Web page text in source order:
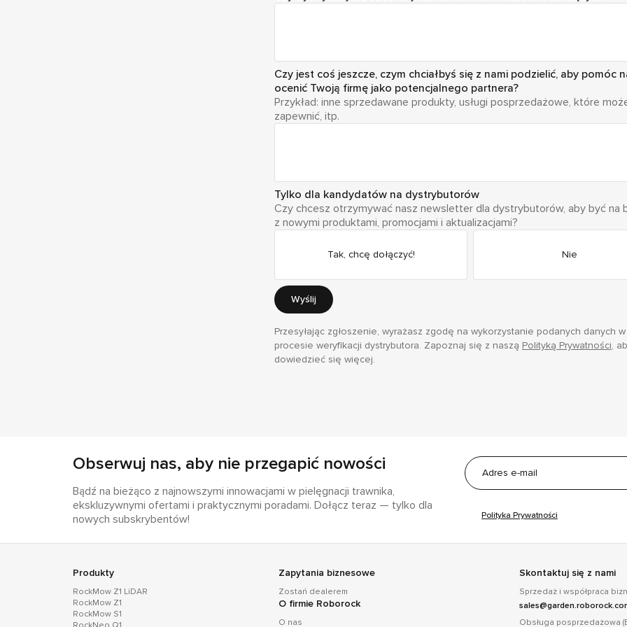
Czy jest coś jeszcze, czym chciałbyś się z nami podzielić, aby pomóc
ocenić Twoją firmę jako potencjalnego partnera?
Przykład: inne sprzedawane produkty, usługi posprzedażowe, które
zapewnić, itp.
Tylko dla kandydatów na dystrybutorów
Czy chcesz otrzymywać nasz newsletter dla dystrybutorów, aby być na
z nowymi produktami, promocjami i aktualizacjami?
Tak, chcę dołączyć! Nie
Wyślij
Przesyłając zgłoszenie, wyrażasz zgodę na wykorzystanie podanych danych w
procesie weryfikacji dystrybutora. Zapoznaj się z naszą Polityką Prywatności,
dowiedzieć się więcej.
Obserwuj nas, aby nie przegapić nowości
Bądź na bieżąco z najnowszymi innowacjami w pielęgnacji trawnika,
ekskluzywnymi ofertami i praktycznymi poradami. Dołącz teraz — tylko dla
nowych subskrybentów!
Polityka Prywatności
Produkty
RockMow Z1 LiDAR
RockMow Z1
RockMow S1
Zapytania biznesowe
Zostań dealerem
O firmie Roborock
O nas
Skontaktuj się z nami
Sprzedaż i współpraca
Obsługa posprzedażowa